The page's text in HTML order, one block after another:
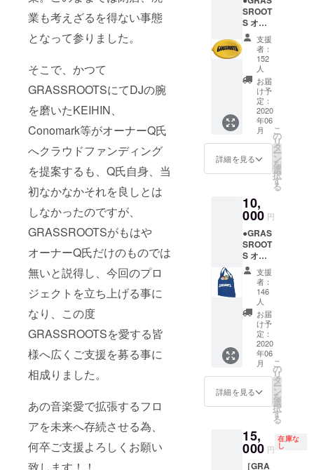
業も考えざるを得ない事態
となって参りました。
そこで、かつて
GRASSROOTSにてDJの腕
を磨いたKEIHIN、
Conomark等がオーナーQ氏
へクラウドファンディング
を提案するも、Q氏自身、当
初なかなかそれを良しとは
しなかったのですが、
GRASSROOTSがもはや
オーナーQ氏だけのものでは
無いと説得し、今回のプロ
ジェクトを立ち上げる事に
なり、この度
GRASSROOTSを愛する皆
様へ広くご支援を募る事に
相成りました。
あの音楽愛で拡張するフロ
アを未来へ存続させる為、
何卒ご支援よろしくお願い
据えたパー
ティー
【ALMADEL
LA】を開
ジャンルを
問わず国内
外の先鋭的
なアーティ
する。
諸事情によ
り、DJ活動
を休止。
人間活動と
楽曲制作に
集中。
2018年末に
12inchリ
リースを主
とするレー
ベル
『Prowler』
げ、第一弾
1st.EP“Esote
有効期
限はチ
ケット
がお手
元に届
いてか
ら1年間
有効
●GRAS
SROOT
S 特製
ステッ
カー※写
メージ
サンプ
ザイン
や色は
変更の
可能性
があり
ます。
●DJ
mix
『SHIN
TARO
SAKAM
OTO / I
Think
Should
Make
ダウン
ロード
SROOT
S オリ
ジナル
コイン
ケース※
写真は
イメー
ジサン
プルで
す。デ
ザイン
や色は
変更の
可能性
●INVITA
TION チ
ケット
様、1ド
リンク
付き) ・
本券1枚
につき1
名様の
み入場
できま
す。 ・
イベン
トによ
りご利
用でき
合があ
りま
限はチ
ケット
がお手
支援
者：
152
人
お届
け予
定：
2020
年06
月
詳細を見る
こ
の
リ
タ
ー
ン
を
選
択
す
る
10,
000 円
●GRAS
SROOT
S オリ
ジナル
折りた
たみ式
ショッ
ピング
トート
※写真は
イメー
ジサン
プルで
す。デ
ザイン
があり
ます。
支援
者：
146
人
お届
け予
定：
2020
年06
月
詳細を見る
こ
の
リ
タ
ー
ン
を
選
択
す
る
15,
000 円
在庫な
し
［GRA